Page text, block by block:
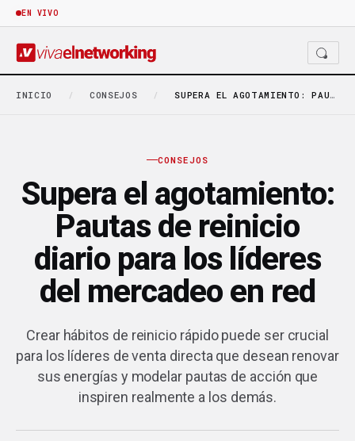
EN VIVO
INICIO / CONSEJOS / SUPERA EL AGOTAMIENTO: PAUTAS DE REINICIO DIARIO PARA…
CONSEJOS
Supera el agotamiento:
Pautas de reinicio
diario para los líderes
del mercadeo en red
Crear hábitos de reinicio rápido puede ser crucial
para los líderes de venta directa que desean renovar
sus energías y modelar pautas de acción que
inspiren realmente a los demás.